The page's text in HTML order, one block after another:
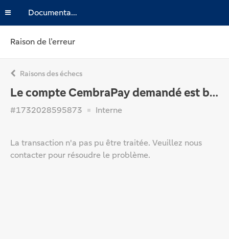
Documentation
Raison de l’erreur
Raisons des échecs
Le compte CembraPay demandé est bloqué, veuillez contacter CembraPay.
#1732028595873 Interne
La transaction n'a pas pu être traitée. Veuillez nous
contacter pour résoudre le problème.